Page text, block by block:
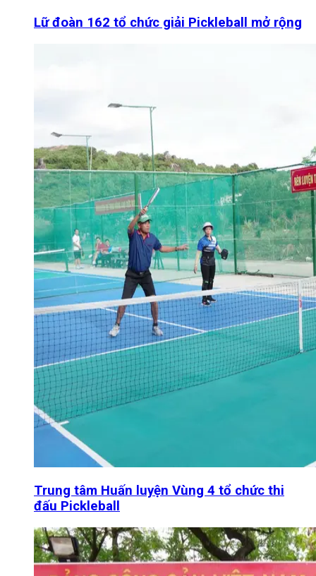
Lữ đoàn 162 tổ chức giải Pickleball mở rộng
Trung tâm Huấn luyện Vùng 4 tổ chức thi
đấu Pickleball